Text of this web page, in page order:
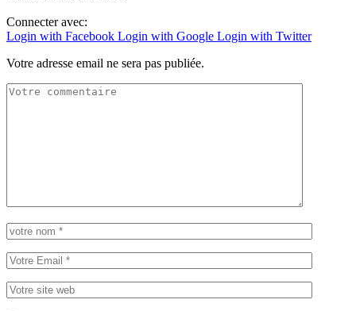
Connecter avec:
Login with Facebook Login with Google Login with Twitter
Votre adresse email ne sera pas publiée.